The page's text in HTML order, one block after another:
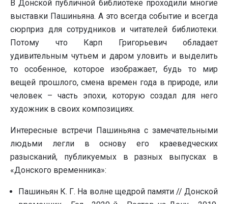
В Донской публичной библиотеке проходили многие
выставки Пашиньяна. А это всегда событие и всегда
сюрприз для сотрудников и читателей библиотеки.
Потому что Карп Григорьевич обладает
удивительным чутьем и даром уловить и выделить
то особенное, которое изображает, будь то мир
вещей прошлого, смена времен года в природе, или
человек – часть эпохи, которую создал для него
художник в своих композициях.
Интересные встречи Пашиньяна с замечательными
людьми легли в основу его краеведческих
разысканий, публикуемых в разных выпусках в
«Донского временника»:
Пашиньян К. Г. На волне щедрой памяти // Донской